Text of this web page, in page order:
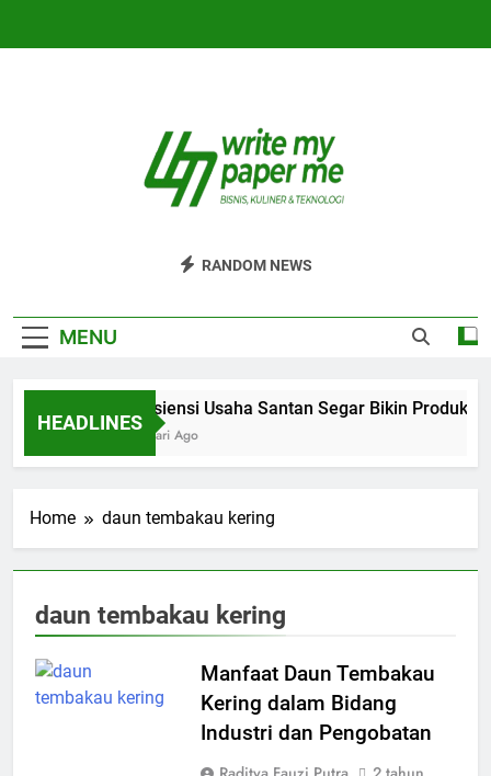
Bisnis, Kuliner, Teknologi
RANDOM NEWS
MENU
HEADLINES
Efisiensi Usaha Santan Segar Bikin Produksi
5 Hari Ago
Home daun tembakau kering
daun tembakau kering
Manfaat Daun Tembakau
Kering dalam Bidang
Industri dan Pengobatan